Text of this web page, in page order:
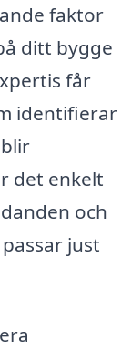
faktor
ditt bygge
får
identifierar
det enkelt
och
just